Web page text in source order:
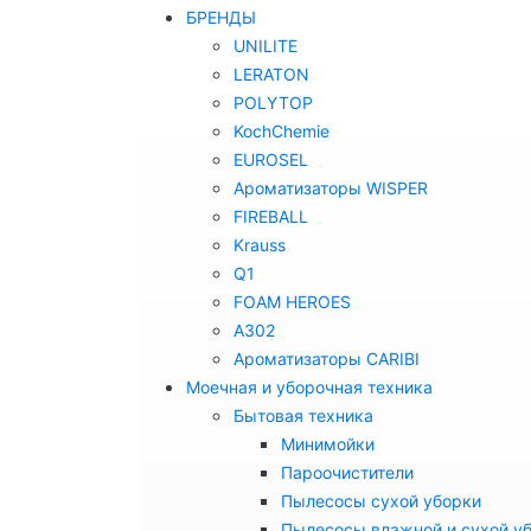
БРЕНДЫ
UNILITE
LERATON
POLYTOP
KochChemie
EUROSEL
Ароматизаторы WISPER
FIREBALL
Krauss
Q1
FOAM HEROES
A302
Ароматизаторы CARIBI
Моечная и уборочная техника
Бытовая техника
Минимойки
Пароочистители
Пылесосы сухой уборки